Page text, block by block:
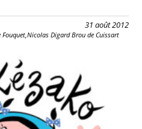
31 août 2012
Fouquet,Nicolas Digard Brou de Cuissart